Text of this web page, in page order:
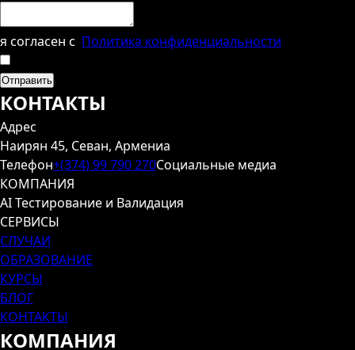
я согласен с Политика конфиденциальности
Отправить
КОНТАКТЫ
Адрес
Наирян 45, Севан, Армениа
Телефон+(374) 99 790 270Социальные медиа
КОМПАНИЯ
AI Тестирование и Валидация
СЕРВИСЫ
СЛУЧАИ
ОБРАЗОВАНИЕ
КУРСЫ
БЛОГ
КОНТАКТЫ
КОМПАНИЯ